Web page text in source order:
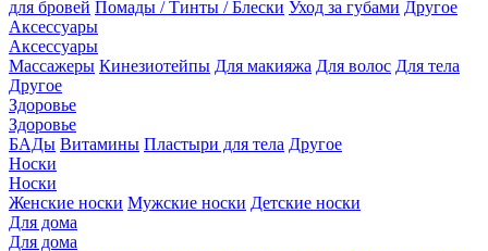
для бровей Помады / Тинты / Блески Уход за губами Другое
Аксессуары
Аксессуары
Массажеры Кинезиотейпы Для макияжа Для волос Для тела
Другое
Здоровье
Здоровье
БАДы Витамины Пластыри для тела Другое
Носки
Носки
Женские носки Мужские носки Детские носки
Для дома
Для дома